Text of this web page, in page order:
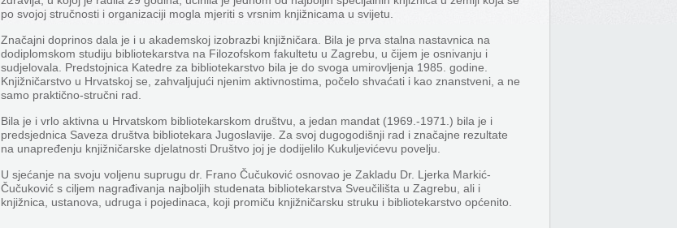
po svojoj stručnosti i organizaciji mogla mjeriti s vrsnim knjižnicama u svijetu.
Značajni doprinos dala je i u akademskoj izobrazbi knjižničara. Bila je prva stalna nastavnica na
dodiplomskom studiju bibliotekarstva na Filozofskom fakultetu u Zagrebu, u čijem je osnivanju i
sudjelovala. Predstojnica Katedre za bibliotekarstvo bila je do svoga umirovljenja 1985. godine.
Knjižničarstvo u Hrvatskoj se, zahvaljujući njenim aktivnostima, počelo shvaćati i kao znanstveni, a ne
samo praktično-stručni rad.
Bila je i vrlo aktivna u Hrvatskom bibliotekarskom društvu, a jedan mandat (1969.-1971.) bila je i
predsjednica Saveza društva bibliotekara Jugoslavije. Za svoj dugogodišnji rad i značajne rezultate
na unapređenju knjižničarske djelatnosti Društvo joj je dodijelilo Kukuljevićevu povelju.
U sjećanje na svoju voljenu suprugu dr. Frano Čučuković osnovao je Zakladu Dr. Ljerka Markić-
Čučuković s ciljem nagrađivanja najboljih studenata bibliotekarstva Sveučilišta u Zagrebu, ali i
knjižnica, ustanova, udruga i pojedinaca, koji promiču knjižničarsku struku i bibliotekarstvo općenito.